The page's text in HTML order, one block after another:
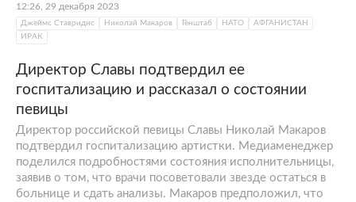
12:26, 29 декабря 2023
Джеймс Ставридис Николай Макаров Генштаб НАТО
АФГАНИСТАН
ИРАК
Директор Славы подтвердил ее
госпитализацию и рассказал о состоянии
певицы
Директор российской певицы Славы Николай Макаров
подтвердил госпитализацию артистки. Медиаменеджер
поделился подробностями состояния исполнительницы,
заявив о том, что врачи посоветовали звезде остаться в
больнице и сдать анализы. Макаров предположил, что